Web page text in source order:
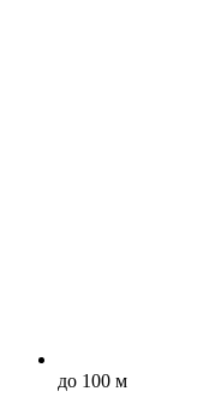
до 100 м